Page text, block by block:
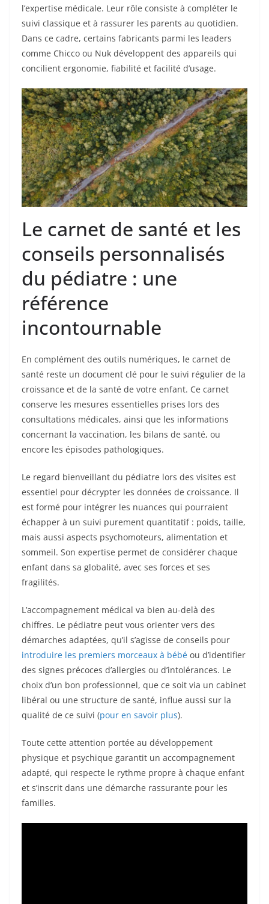
l’expertise médicale. Leur rôle consiste à compléter le
suivi classique et à rassurer les parents au quotidien.
Dans ce cadre, certains fabricants parmi les leaders
comme Chicco ou Nuk développent des appareils qui
concilient ergonomie, fiabilité et facilité d’usage.
Le carnet de santé et les
conseils personnalisés
du pédiatre : une
référence
incontournable
En complément des outils numériques, le carnet de
santé reste un document clé pour le suivi régulier de la
croissance et de la santé de votre enfant. Ce carnet
conserve les mesures essentielles prises lors des
consultations médicales, ainsi que les informations
concernant la vaccination, les bilans de santé, ou
encore les épisodes pathologiques.
Le regard bienveillant du pédiatre lors des visites est
essentiel pour décrypter les données de croissance. Il
est formé pour intégrer les nuances qui pourraient
échapper à un suivi purement quantitatif : poids, taille,
mais aussi aspects psychomoteurs, alimentation et
sommeil. Son expertise permet de considérer chaque
enfant dans sa globalité, avec ses forces et ses
fragilités.
L’accompagnement médical va bien au-delà des
chiffres. Le pédiatre peut vous orienter vers des
démarches adaptées, qu’il s’agisse de conseils pour
introduire les premiers morceaux à bébé ou d’identifier
des signes précoces d’allergies ou d’intolérances. Le
choix d’un bon professionnel, que ce soit via un cabinet
libéral ou une structure de santé, influe aussi sur la
qualité de ce suivi (pour en savoir plus).
Toute cette attention portée au développement
physique et psychique garantit un accompagnement
adapté, qui respecte le rythme propre à chaque enfant
et s’inscrit dans une démarche rassurante pour les
familles.